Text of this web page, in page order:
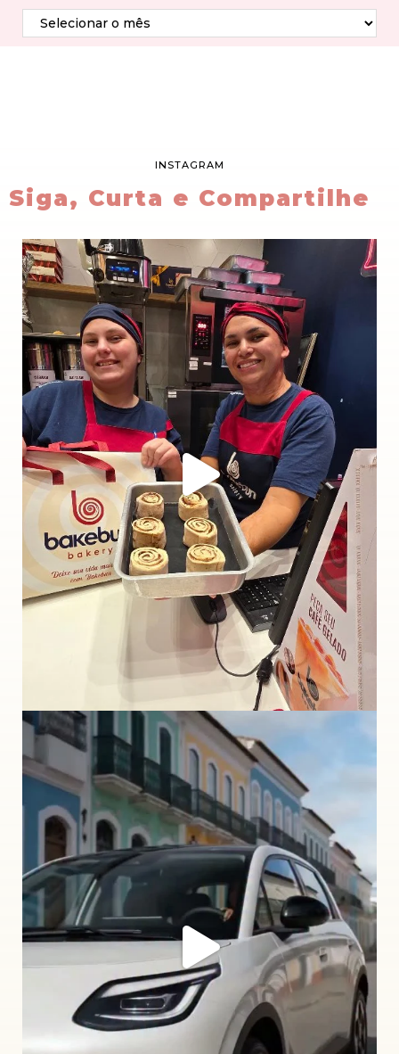
INSTAGRAM
Siga, Curta e Compartilhe